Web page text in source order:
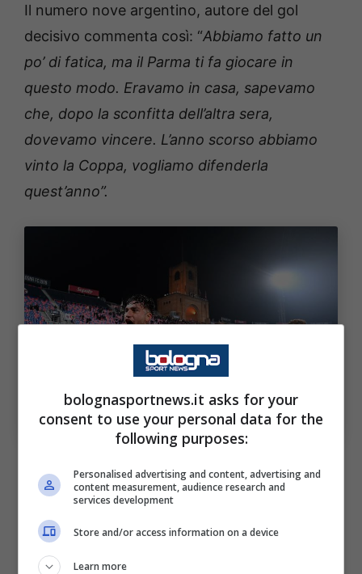
Il numero nove argentino, autore del gol
decisivo commenta così: “Abbiamo fatto un
po’ di fatica, ma il Parma ti fa giocare in
questo modo. Eravamo in casa, sapevamo
che, dopo la sconfitta dell’altra sera,
dovevamo vincere. L’anno scorso abbiamo
vinto la Coppa, vogliamo difenderla
quest’anno”.
Bologna Sport News (Photo by Alessandro
Sabattini/Getty Images Via OneFootball)
partite, non è facile ma l’abbiamo risolta e
Immobile: “ Da piccolo guardavo le sue partite
e i suoi gol, ora giocare con lui è una
bolognasportnews.it asks for your
consent to use your personal data for the
following purposes:
Personalised advertising and content, advertising and
content measurement, audience research and
services development
Store and/or access information on a device
Learn more